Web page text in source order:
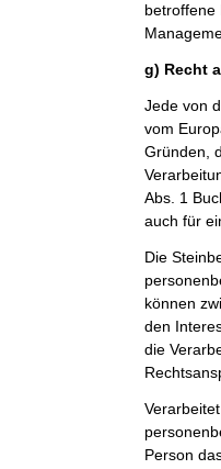
betroffene
g) Recht
Jede von
vom
Gründen,
Abs. 1
auch für
Die
können
den
die
Person